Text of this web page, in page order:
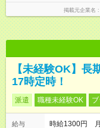
掲載元企業名
【未経験OK】長
17時定時！
派遣 職種未経験OK
給与
時給1300円